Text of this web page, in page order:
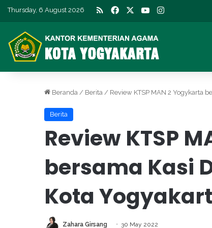
Thursday, 6 August 2026 RSS Facebook YouTube
Beranda / Berita / Review KTSP MAN 2 Yogykarta
Berita
Review KTSP
bersama Kasi
Kota
Zahara Girsang 30 May 2022